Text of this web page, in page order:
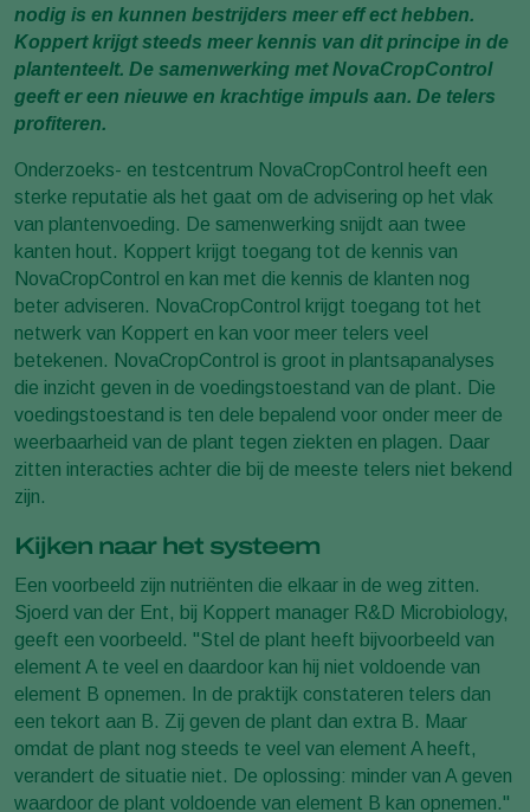
nodig is en kunnen bestrijders meer eff ect hebben.
Koppert krijgt steeds meer kennis van dit principe in de
plantenteelt. De samenwerking met NovaCropControl
geeft er een nieuwe en krachtige impuls aan. De telers
profiteren.
Onderzoeks- en testcentrum NovaCropControl heeft een
sterke reputatie als het gaat om de advisering op het vlak
van plantenvoeding. De samenwerking snijdt aan twee
kanten hout. Koppert krijgt toegang tot de kennis van
NovaCropControl en kan met die kennis de klanten nog
beter adviseren. NovaCropControl krijgt toegang tot het
netwerk van Koppert en kan voor meer telers veel
betekenen. NovaCropControl is groot in plantsapanalyses
die inzicht geven in de voedingstoestand van de plant. Die
voedingstoestand is ten dele bepalend voor onder meer de
weerbaarheid van de plant tegen ziekten en plagen. Daar
zitten interacties achter die bij de meeste telers niet bekend
zijn.
Kijken naar het systeem
Een voorbeeld zijn nutriënten die elkaar in de weg zitten.
Sjoerd van der Ent, bij Koppert manager R&D Microbiology,
geeft een voorbeeld. "Stel de plant heeft bijvoorbeeld van
element A te veel en daardoor kan hij niet voldoende van
element B opnemen. In de praktijk constateren telers dan
een tekort aan B. Zij geven de plant dan extra B. Maar
omdat de plant nog steeds te veel van element A heeft,
verandert de situatie niet. De oplossing: minder van A geven
waardoor de plant voldoende van element B kan opnemen."